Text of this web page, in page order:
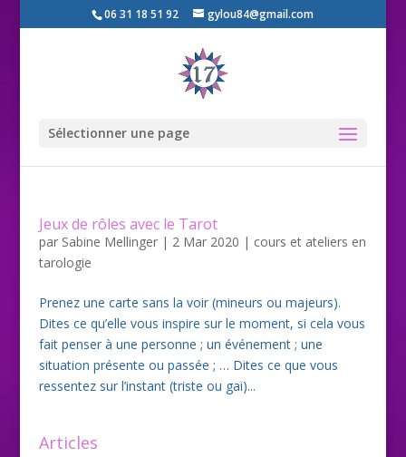
06 31 18 51 92 gylou84@gmail.com
Sélectionner une page
Jeux de rôles avec le Tarot
par Sabine Mellinger| 2 Mar 2020 | cours et ateliers en
tarologie
Prenez une carte sans la voir (mineurs ou majeurs).
Dites ce qu’elle vous inspire sur le moment, si cela vous
fait penser à une personne ; un événement ; une
situation présente ou passée ; … Dites ce que vous
ressentez sur l’instant (triste ou gai)...
Articles